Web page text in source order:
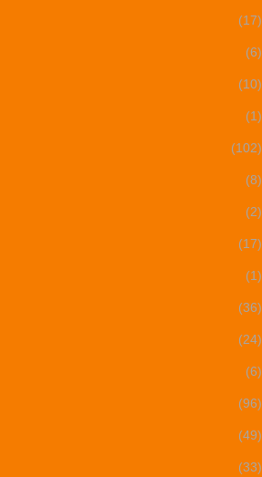
(17)
(6)
(10)
(1)
(102)
(8)
(2)
(17)
(1)
(36)
(24)
(6)
(96)
(49)
(33)